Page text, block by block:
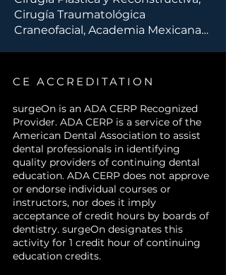
utilizados en la creación de
implantes a medida.
Analizar las ventajas clínicas
de los implantes
comparación con los sistemas
precisión anatómica, reducción
del tiempo quirúrgico y
mejores resultados estéticos y
funcionales.
Identificar las indicaciones
clínicaspara el uso de
implantes personalizados en
reconstrucción del esqueleto
facial (trauma, defectos
oncológicos, deformidades
Cirugía Traumatológica
Craneofacial, Academia Mexicana
Edificio Donald Mackenzie 1-A, Col.
01120, México, D. F.
CE ACCREDITATION
surgeOn is an ADA CERP Recognized
Provider. ADA CERP is a service of the
American Dental Association to assist
dental professionals in identifying
quality providers of continuing dental
education. ADA CERP does not approve
or endorse individual courses or
instructors, nor does it imply
acceptance of credit hours by boards of
dentistry. surgeOn designates this
activity for 1 credit hour of continuing
education credits.